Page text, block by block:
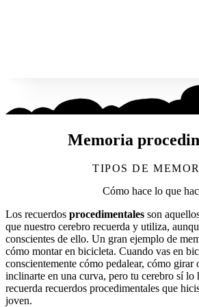
Memoria
TIPOS DE
Cómo hace lo que
Los recuerdos procedimentales son
que nuestro cerebro recuerda y utiliza,
conscientes de ello. Un gran ejemplo de
cómo montar en bicicleta. Cuando vas en
conscientemente cómo pedalear, cómo girar
inclinarte en una curva, pero tu cerebro sí lo
recuerda recuerdos procedimentales que
joven.